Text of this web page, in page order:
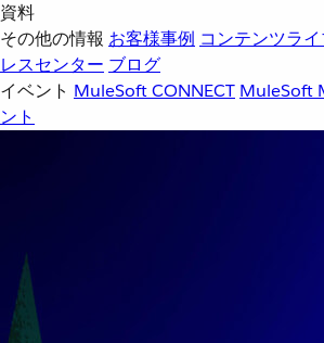
資料
その他の情報 お客様事例 コンテンツライ
レスセンター ブログ
イベント MuleSoft CONNECT MuleSoft
ント